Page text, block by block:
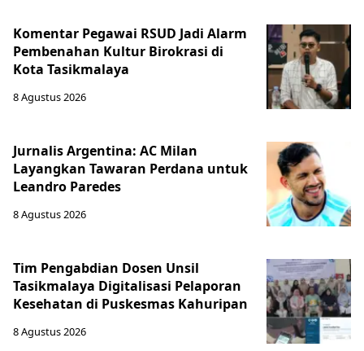
Komentar Pegawai RSUD Jadi Alarm
Pembenahan Kultur Birokrasi di
Kota Tasikmalaya
8 Agustus 2026
Jurnalis Argentina: AC Milan
Layangkan Tawaran Perdana untuk
Leandro Paredes
8 Agustus 2026
Tim Pengabdian Dosen Unsil
Tasikmalaya Digitalisasi Pelaporan
Kesehatan di Puskesmas Kahuripan
8 Agustus 2026